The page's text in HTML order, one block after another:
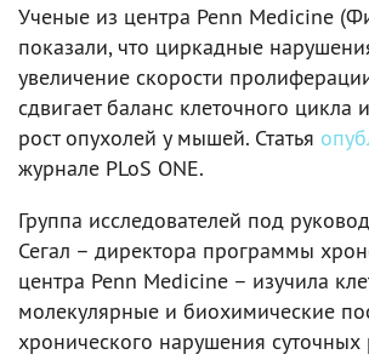
Ученые из центра Penn Medicine
показали, что циркадные
увеличение скорости
сдвигает баланс клеточного цикла
рост опухолей у мышей. Статья
журнале PLoS ONE.
Группа исследователей под
Сегал – директора программы
центра Penn Medicine – изучила
молекулярные и биохимические
хронического нарушения